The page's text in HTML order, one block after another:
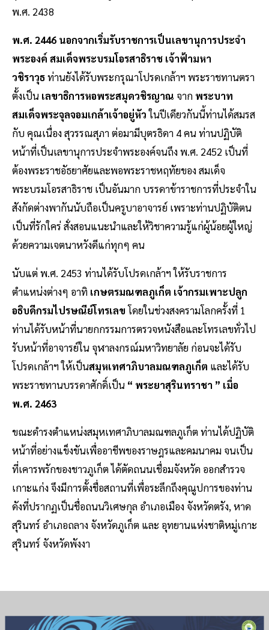
พ.ศ. 2438
พ.ศ. 2446 นอกจากเริ่มรับราชการเป็นเลขานุการประจำ
พระองค์ สมเด็จพระบรมโอรสาธิราช เจ้าฟ้ามหา
วชิราวุธท่านยังได้รับพระกรุณาโปรดเกล้าฯ พระราชทานตรา
ตั้งเป็น เลขาธิการหอพระสมุดวชิรญาณ จาก พระบาท
สมเด็จพระจุลจอมเกล้าเจ้าอยู่หัวในปีเดียวกันนี้ท่านได้สมรส
กับ คุณเนื่อง สุวรรณสุภา ต่อมามีบุตรธิดา 4 คน ท่านปฏิบัติ
หน้าที่เป็นเลขานุการประจำพระองค์จนถึง พ.ศ. 2452 เป็นที่
ต้องพระราชอัธยาศัยและพอพระราชหฤทัยของ สมเด็จ
พระบรมโอรสาธิราช เป็นอันมาก บรรดาข้าราชการที่ประจำใน
สังกัดต่างพากันนับ​ถือเป็นครูบาอาจารย์ เพราะท่านปฏิบัติตน
เป็นที่รักใคร่ สั่งสอนแนะนำและให้วิชาความรู้แก่ผู้น้อยผู้ใหญ่
ด้วยความเจตนาหวังดีแก่ทุกๆ คน
นับแต่ พ.ศ. 2453 ท่านได้รับโปรดเกล้าฯ ให้รับราชการ
ตำแหน่งต่างๆ อาทิ เกษตรมณฑลภูเก็ต เจ้ากรมเพาะปลูก
อธิบดีกรมไปรษณีย์โทรเลขโดยในช่วงสงครามโลกครั้งที่ 1
ท่านได้รับหน้าที่นายกกรรมการตรวจหนังสือและโทรเลขทั่วไป
รับหน้าที่อาจารย์ใน จุฬาลงกรณ์มหาวิทยาลัย ก่อนจะได้รับ
โปรดเกล้าฯ ให้เป็นสมุหเทศาภิบาลมณฑลภูเก็ต และได้รับ
พระราชทานบรรดาศักดิ์เป็น “ พระยาสุรินทราชา ” เมื่อ
พ.ศ. 2463
ขณะดำรงตำแหน่งสมุหเทศาภิบาลมณฑลภูเก็ต ท่านได้ปฏิบัติ
หน้าที่อย่างแข็งขันเพื่ออาชีพของราษฎรและคมนาคม จนเป็น
ที่เคารพรักของชาวภูเก็ต ได้ตัดถนนเชื่อมจังหวัด ออกสำรวจ
เกาะแก่ง จึงมีการตั้งชื่อสถานที่เพื่อระลึกถึงคุณูปการของท่าน
ดังที่ปรากฏเป็นชื่อถนนวิเศษกุล อำเภอเมือง จังหวัดตรัง, หาด
สุรินทร์ อำเภอถลาง จังหวัดภูเก็ต และ อุทยานแห่งชาติหมู่เกาะ
สุรินทร์ จังหวัดพังงา